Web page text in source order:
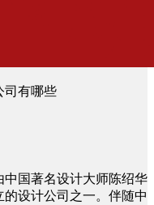
司有哪些
中国著名设计大师陈绍华
设计公司之一。伴随中